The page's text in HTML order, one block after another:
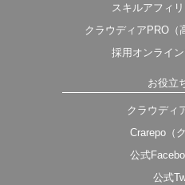
スキルアフィ
クラウディアPRO（
採用オンライ
お役立
クラウディ
Crarepo（
公式
公式